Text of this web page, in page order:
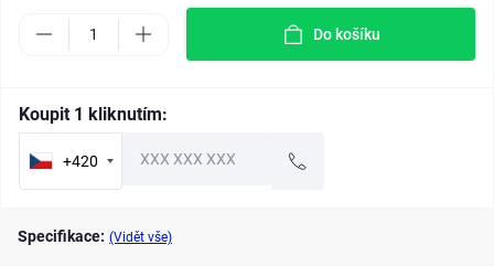
Do košíku
Koupit 1 kliknutím:
+420
Specifikace: (Vidět vše)